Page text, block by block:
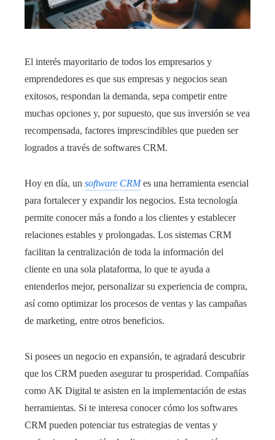
El interés mayoritario de todos los empresarios y
emprendedores es que sus empresas y negocios sean
exitosos, respondan la demanda, sepa competir entre
muchas opciones y, por supuesto, que sus inversión se vea
recompensada, factores imprescindibles que pueden ser
logrados a través de softwares CRM.
Hoy en día, un software CRMes una herramienta esencial
para fortalecer y expandir los negocios. Esta tecnología
permite conocer más a fondo a los clientes y establecer
relaciones estables y prolongadas. Los sistemas CRM
facilitan la centralización de toda la información del
cliente en una sola plataforma, lo que te ayuda a
entenderlos mejor, personalizar su experiencia de compra,
así como optimizar los procesos de ventas y las campañas
de marketing, entre otros beneficios.
Si posees un negocio en expansión, te agradará descubrir
que los CRM pueden asegurar tu prosperidad. Compañías
como AK Digital te asisten en la implementación de estas
herramientas. Si te interesa conocer cómo los softwares
CRM pueden potenciar tus estrategias de ventas y